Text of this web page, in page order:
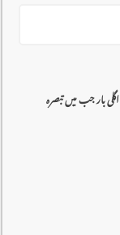
بار جب میں تبصرہ